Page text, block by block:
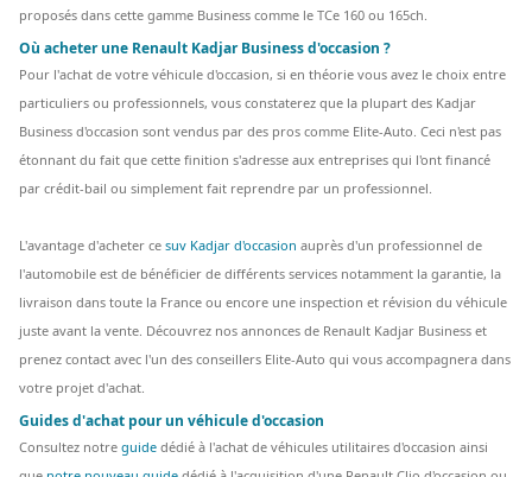
proposés dans cette gamme Business comme le TCe 160 ou 165ch.
Où acheter une Renault Kadjar Business d'occasion ?
Pour l'achat de votre véhicule d'occasion, si en théorie vous avez le choix entre
particuliers ou professionnels, vous constaterez que la plupart des Kadjar
Business d'occasion sont vendus par des pros comme Elite-Auto. Ceci n'est pas
étonnant du fait que cette finition s'adresse aux entreprises qui l'ont financé
par crédit-bail ou simplement fait reprendre par un professionnel.
L'avantage d'acheter ce suv Kadjar d'occasion auprès d'un professionnel de
l'automobile est de bénéficier de différents services notamment la garantie, la
livraison dans toute la France ou encore une inspection et révision du véhicule
juste avant la vente. Découvrez nos annonces de Renault Kadjar Business et
prenez contact avec l'un des conseillers Elite-Auto qui vous accompagnera dans
votre projet d'achat.
Guides d'achat pour un véhicule d'occasion
Consultez notre guide dédié à l'achat de véhicules utilitaires d'occasion ainsi